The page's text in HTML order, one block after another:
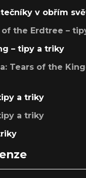
v obřím
of the Erdtree –
– tipy a triky
Tears of the
a triky
a triky